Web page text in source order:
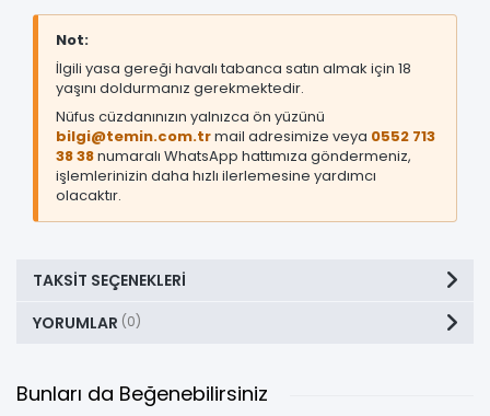
Not:
İlgili yasa gereği havalı tabanca satın almak için 18
yaşını doldurmanız gerekmektedir.
Nüfus cüzdanınızın yalnızca ön yüzünü
bilgi@temin.com.tr mail adresimize veya 0552 713
38 38 numaralı WhatsApp hattımıza göndermeniz,
işlemlerinizin daha hızlı ilerlemesine yardımcı
olacaktır.
TAKSIT SEÇENEKLERI
YORUMLAR (0)
Bunları da Beğenebilirsiniz